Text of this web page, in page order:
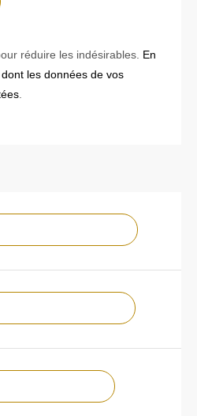
réduire les indésirables. En
les données de vos